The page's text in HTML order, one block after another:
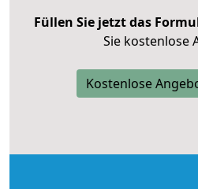
Füllen Sie jetzt das
Sie kostenlose
Kostenlose